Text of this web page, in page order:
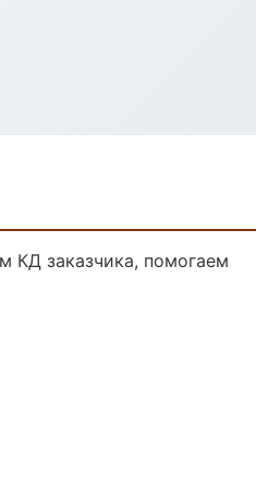
КД заказчика, помогаем